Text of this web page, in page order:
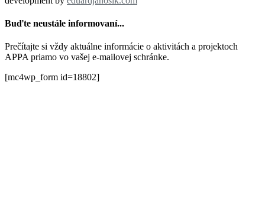
Buďte neustále informovaní...
Prečítajte si vždy aktuálne informácie o aktivitách a projektoch
APPA priamo vo vašej e-mailovej schránke.
[mc4wp_form id=18802]